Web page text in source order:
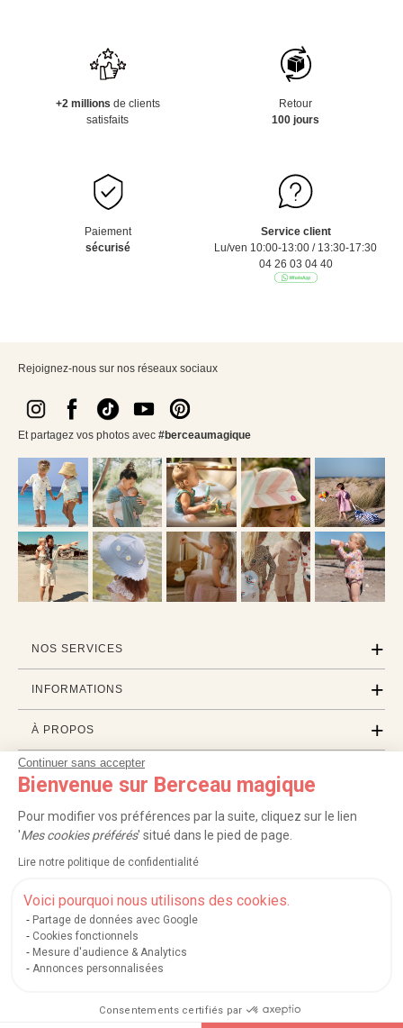
Continuer sans accepter
Bienvenue sur Berceau magique
Pour modifier vos préférences par la suite, cliquez sur le lien
'Mes cookies préférés' situé dans le pied de page.
Lire notre politique de confidentialité
Voici pourquoi nous utilisons des cookies.
Partage de données avec Google
Cookies fonctionnels
Mesure d'audience & Analytics
Annonces personnalisées
Consentements certifiés par
+2 millions de clients
satisfaits
Retour
100 jours
Paiement
sécurisé
Service client
Lu/ven 10:00-13:00 / 13:30-17:30
04 26 03 04 40
Rejoignez-nous sur nos réseaux sociaux
Et partagez vos photos avec #berceaumagique
NOS SERVICES
INFORMATIONS
À PROPOS
PROFESSIONNELS
LISTES CADEAUX
Service après-vente| FAQ |Rappels de produits|Protection des données
Mentions légales et crédits Conditions générales de ventes
Nos moyens de paiement sécurisés